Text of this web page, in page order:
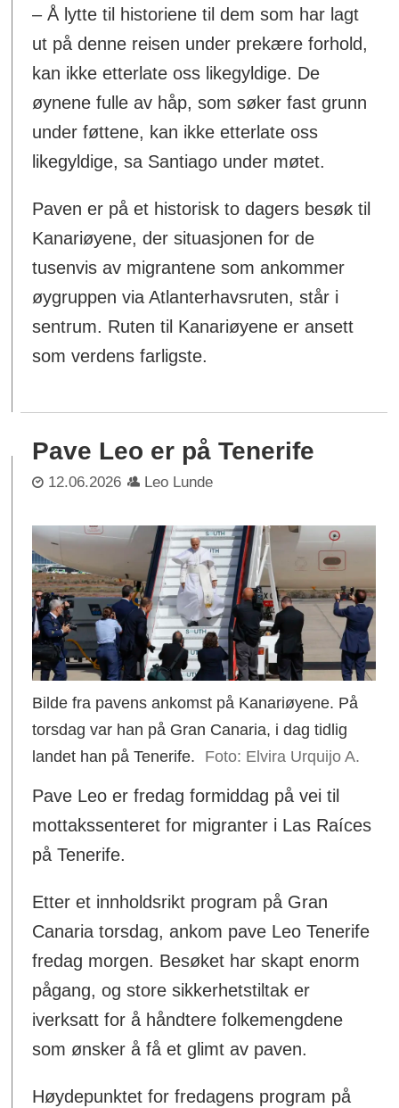
– Å lytte til historiene til dem som har lagt
ut på denne reisen under prekære forhold,
kan ikke etterlate oss likegyldige. De
øynene fulle av håp, som søker fast grunn
under føttene, kan ikke etterlate oss
likegyldige, sa Santiago under møtet.
Paven er på et historisk to dagers besøk til
Kanariøyene, der situasjonen for de
tusenvis av migrantene som ankommer
øygruppen via Atlanterhavsruten, står i
sentrum. Ruten til Kanariøyene er ansett
som verdens farligste.
Pave Leo er på Tenerife
12.06.2026 Leo Lunde
Bilde fra pavens ankomst på Kanariøyene. På
torsdag var han på Gran Canaria, i dag tidlig
landet han på Tenerife.
Elvira Urquijo A.
Pave Leo er fredag formiddag på vei til
mottakssenteret for migranter i Las Raíces
på Tenerife.
Etter et innholdsrikt program på Gran
Canaria torsdag, ankom pave Leo Tenerife
fredag morgen. Besøket har skapt enorm
pågang, og store sikkerhetstiltak er
iverksatt for å håndtere folkemengdene
som ønsker å få et glimt av paven.
Høydepunktet for fredagens program på